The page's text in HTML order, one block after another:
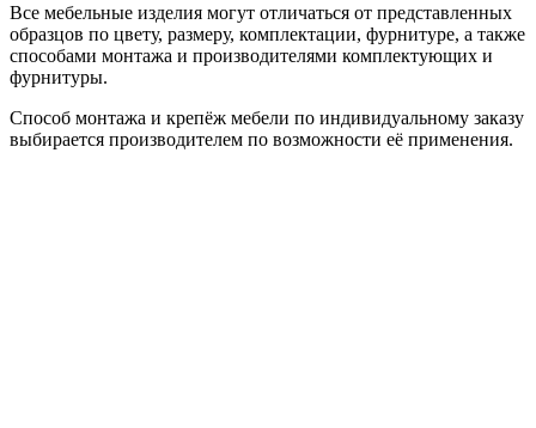
Все мебельные изделия могут отличаться от представленных
образцов по цвету, размеру, комплектации, фурнитуре, а также
способами монтажа и производителями комплектующих и
фурнитуры.
Способ монтажа и крепёж мебели по индивидуальному заказу
выбирается производителем по возможности её применения.